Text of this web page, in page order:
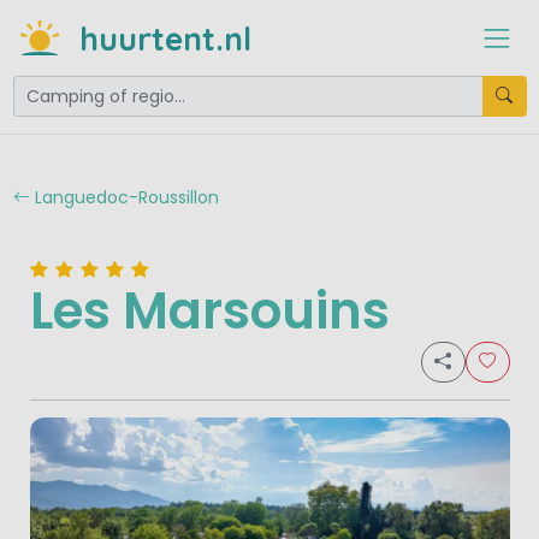
huurtent.nl
Languedoc-Roussillon
Les Marsouins